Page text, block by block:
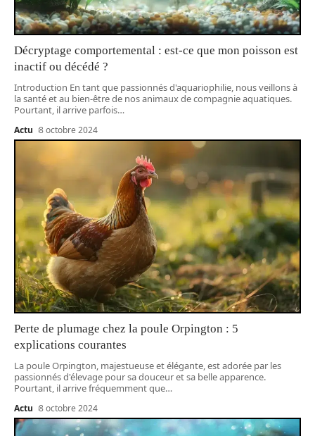
Décryptage comportemental : est-ce que mon poisson est
inactif ou décédé ?
Introduction En tant que passionnés d'aquariophilie, nous veillons à
la santé et au bien-être de nos animaux de compagnie aquatiques.
Pourtant, il arrive parfois…
Actu 8 octobre 2024
Perte de plumage chez la poule Orpington : 5
explications courantes
La poule Orpington, majestueuse et élégante, est adorée par les
passionnés d'élevage pour sa douceur et sa belle apparence.
Pourtant, il arrive fréquemment que…
Actu 8 octobre 2024